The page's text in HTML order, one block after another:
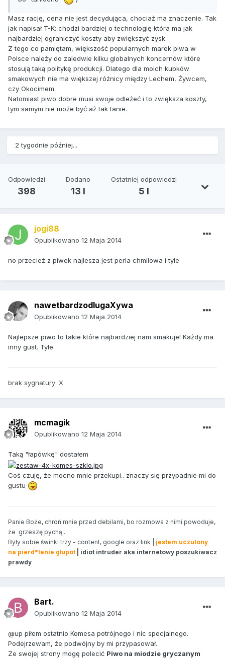
Masz rację, cena nie jest decydująca, chociaż ma znaczenie. Tak
jak napisał T-K: chodzi bardziej o technologię która ma jak
najbardziej ograniczyć koszty aby zwiększyć zysk.
Z tego co pamiętam, większość popularnych marek piwa w
Polsce należy do zaledwie kilku globalnych koncernów które
stosują taką politykę produkcji. Dlatego dla moich kubków
smakowych nie ma większej różnicy między Lechem, Żywcem,
czy Okocimem.
Natomiast piwo dobre musi swoje odleżeć i to zwiększa koszty,
tym samym nie może być aż tak tanie.
2 tygodnie później...
Odpowiedzi
398
Dodano
13 l
Ostatniej odpowiedzi
5 l
jogi88
Opublikowano 12 Maja 2014
no przecież z piwek najlesza jest perla chmilowa i tyle
nawetbardzodlugaXywa
Opublikowano 12 Maja 2014
Najlepsze piwo to takie które najbardziej nam smakuje! Każdy ma
inny gust. Tyle.
brak sygnatury :X
mcmagik
Opublikowano 12 Maja 2014
Taką "łapówkę" dostałem
Coś czuję, że mocno mnie przekupi.. znaczy się przypadnie mi do
gustu
Panie Boże, chroń mnie przed debilami, bo rozmowa z nimi powoduje,
że grzeszę pychą..
Były sobie świnki trzy - content, google oraz link | jestem uczulony
na pierd*lenie głupot| idiot intruder aka internetowy poszukiwacz
prawdy
Bart.
Opublikowano 12 Maja 2014
@up piłem ostatnio Komesa potrójnego i nic specjalnego.
Podejrzewam, że podwójny by mi przypasował.
Ze swojej strony mogę polecić Piwo na miodzie gryczanym